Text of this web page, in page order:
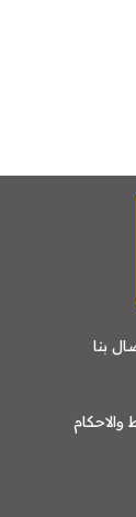
بنا
والاحكام